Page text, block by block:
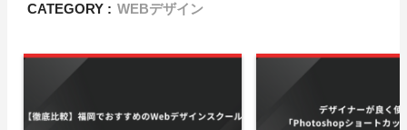
CATEGORY : WEBデザイン